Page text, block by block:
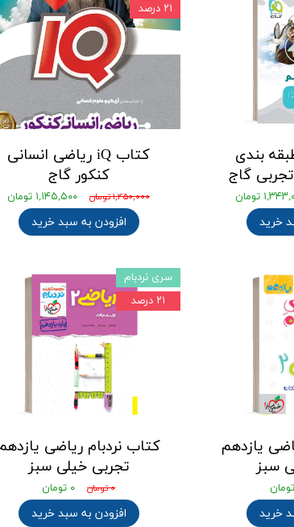
بندی
گاج
تومان
خرید
کتاب iQ ریاضی انسانی
کنکور گاج
۱,۴۵۰,۰۰۰ تومان ۱,۱۴۵,۵۰۰ تومان
افزودن به سبد خرید
۲۱ درصد
یازدهم
سبز
خرید
کتاب نردبام ریاضی
تجربی خیلی سبز
۰ تومان ۰ تومان
افزودن به سبد خرید
سری نردبام
۲۱ درصد